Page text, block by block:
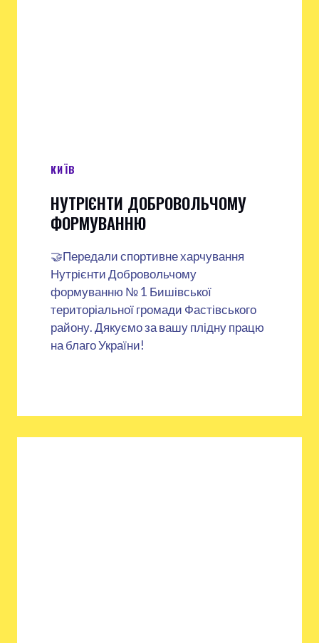
КИЇВ
НУТРІЄНТИ ДОБРОВОЛЬЧОМУ
ФОРМУВАННЮ
🤝Передали спортивне харчування
Нутрієнти Добровольчому
формуванню № 1 Бишівської
територіальної громади Фастівського
району. Дякуємо за вашу плідну працю
на благо України!